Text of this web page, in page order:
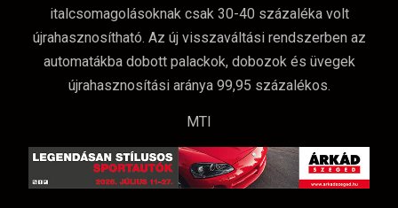
italcsomagolásoknak csak 30-40 százaléka volt
újrahasznosítható. Az új visszaváltási rendszerben az
automatákba dobott palackok, dobozok és üvegek
újrahasznosítási aránya 99,95 százalékos.
MTI